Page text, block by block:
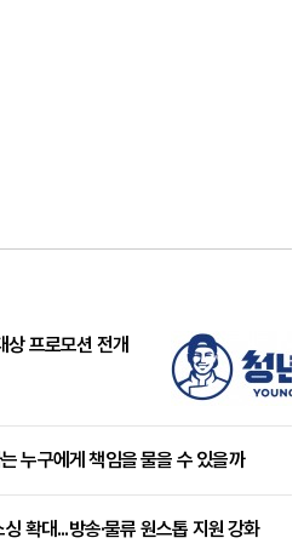
상 프로모션 전개
누구에게 책임을 물을 수 있을까
확대...방송·물류 원스톱 지원 강화